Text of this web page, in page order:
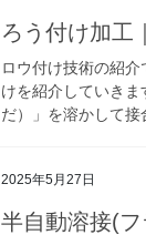
ろう付け加工
ロウ付け技術の紹
けを紹介していき
だ）」を溶かして
2025年5月27日
半自動溶接(